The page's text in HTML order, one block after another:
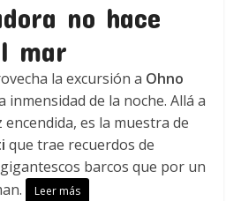
no hace
mar
la excursión a Ohno
inmensidad de la noche. Allá a
es la muestra de
que trae recuerdos de
barcos que por un
Leer más